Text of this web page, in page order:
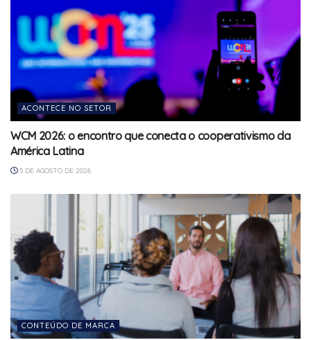
ACONTECE NO SETOR
WCM 2026: o encontro que conecta o cooperativismo da
América Latina
5 DE AGOSTO DE 2026
CONTEÚDO DE MARCA